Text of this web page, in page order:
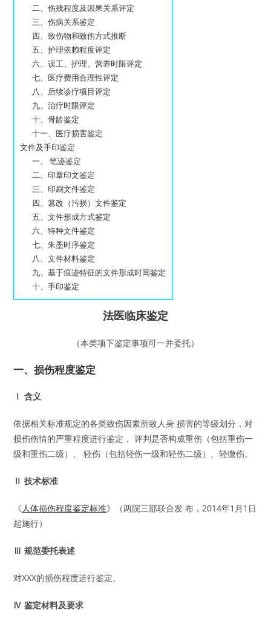
二、伤残程度及因果关系评定
三、伤病关系鉴定
四、致伤物和致伤方式推断
五、护理依赖程度评定
六、误工、护理、营养时限评定
七、医疗费用合理性评定
八、后续诊疗项目评定
九、治疗时限评定
十、骨龄鉴定
十一、医疗损害鉴定
文件及手印鉴定
一、 笔迹鉴定
二、印章印文鉴定
三、印刷文件鉴定
四、篡改（污损）文件鉴定
五、文件形成方式鉴定
六、特种文件鉴定
七、朱墨时序鉴定
八、文件材料鉴定
九、基于痕迹特征的文件形成时间鉴定
十、手印鉴定
法医临床鉴定
（本类项下鉴定事项可一并委托）
一、损伤程度鉴定
Ⅰ 含义
依据相关标准规定的各类致伤因素所致人身 损害的等级划分，对
损伤伤情的严重程度进行鉴定， 评判是否构成重伤（包括重伤一
级和重伤二级）、 轻伤（包括轻伤一级和轻伤二级）、轻微伤。
Ⅱ 技术标准
《 人体损伤程度鉴定标准》（两院三部联合发 布，2014年1月1日
起施行）
Ⅲ 规范委托表述
对XXX的损伤程度进行鉴定。
Ⅳ 鉴定材料及要求